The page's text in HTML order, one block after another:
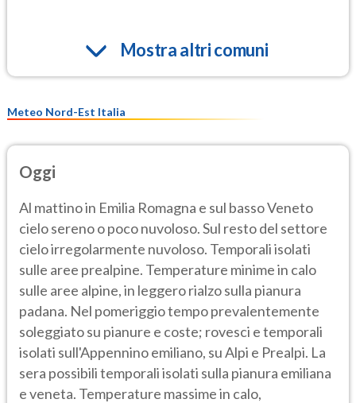
Mostra altri comuni
Meteo Nord-Est Italia
Oggi
Al mattino in Emilia Romagna e sul basso Veneto
cielo sereno o poco nuvoloso. Sul resto del settore
cielo irregolarmente nuvoloso. Temporali isolati
sulle aree prealpine. Temperature minime in calo
sulle aree alpine, in leggero rialzo sulla pianura
padana. Nel pomeriggio tempo prevalentemente
soleggiato su pianure e coste; rovesci e temporali
isolati sull'Appennino emiliano, su Alpi e Prealpi. La
sera possibili temporali isolati sulla pianura emiliana
e veneta. Temperature massime in calo,